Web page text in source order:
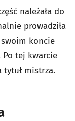
należała do
prowadziła
swoim koncie
Po tej kwarcie
tytuł mistrza.